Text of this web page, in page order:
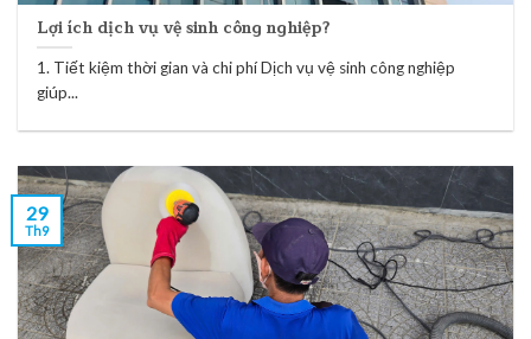
Lợi ích dịch vụ vệ sinh công nghiệp?
1. Tiết kiệm thời gian và chi phí Dịch vụ vệ sinh công nghiệp
giúp...
29
Th9